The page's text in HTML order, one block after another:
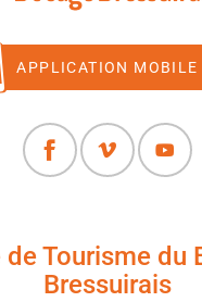
APPLICATION MOBILE
de Tourisme du
Bressuirais